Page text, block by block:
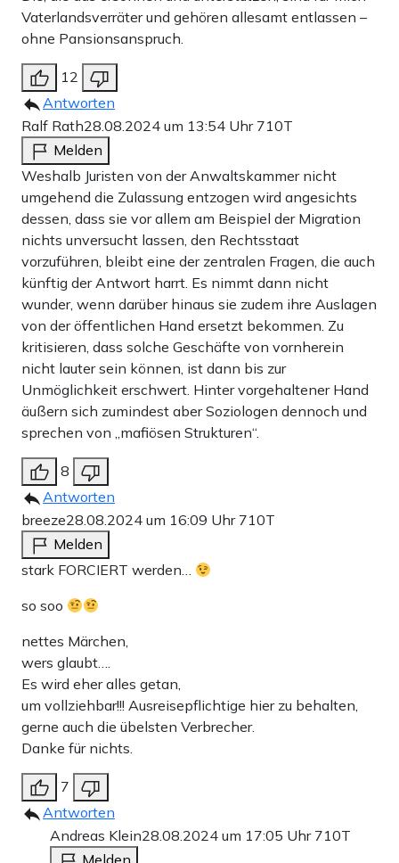
Vaterlandsverräter und gehören allesamt entlassen –
ohne Pansionsanspruch.
12
Antworten
Ralf Rath28.08.2024 um 13:54 Uhr 710T
Melden
Weshalb Juristen von der Anwaltskammer nicht
umgehend die Zulassung entzogen wird angesichts
dessen, dass sie vor allem am Beispiel der Migration
nichts unversucht lassen, den Rechtsstaat
vorzuführen, bleibt eine der zentralen Fragen, die auch
künftig der Antwort harrt. Es nimmt dann nicht
wunder, wenn darüber hinaus sie zudem ihre Auslagen
von der öffentlichen Hand ersetzt bekommen. Zu
kritisieren, dass solche Geschäfte von vornherein
nicht lauter sein können, ist dann bis zur
Unmöglichkeit erschwert. Hinter vorgehaltener Hand
äußern sich zumindest aber Soziologen dennoch und
sprechen von „mafiösen Strukturen“.
8
Antworten
breeze28.08.2024 um 16:09 Uhr 710T
Melden
stark FORCIERT werden…
so soo
nettes Märchen,
wers glaubt….
Es wird eher alles getan,
um vollziehbar!!! Ausreisepflichtige hier zu behalten,
gerne auch die übelsten Verbrecher.
Danke für nichts.
7
Antworten
Andreas Klein28.08.2024 um 17:05 Uhr 710T